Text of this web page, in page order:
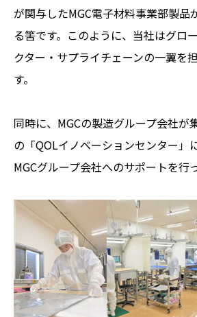
が関与したMGC電子材料事業部製品
る筈です。このように、当社はグロ
クター・サプライチェーンの一翼を
す。
同時に、MGCの製造グループ会社が
の「QOLイノベーションセンター」
MGCグループ会社へのサポートを行